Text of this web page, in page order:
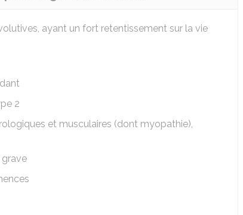
ayant un fort retentissement sur la vie
2
et musculaires (dont myopathie),
grave